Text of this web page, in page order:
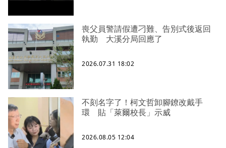
喪父員警請假遭刁難、告別式後返回
執勤 大溪分局回應了
2026.07.31 18:02
不刻名字了！柯文哲卸腳鐐改戴手
環 貼「萊爾校長」示威
2026.08.05 12:04